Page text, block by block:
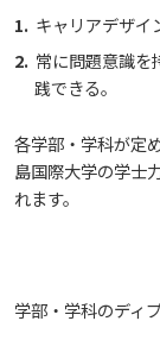
カリキュ
カリキュ
学生）
生）
大学歌
学園・姉妹
臨床教授制
薬学部薬
理学療法
高等教育の
ガバナンス
受講生授業
講座のご
広国ドリル
入学予定
入学準備
広国IPE
広国IPEの
広国IPE
情報メディ
情報端末
ICTサポ
図書館
図書館概
利用案内
情報センタ
東広島キ
トレーニン
広国市民大
広国市民大
広国市民
しあわせ健
大学見学・
キャリアデザイ
常に問題意識を
践できる。
各学部・学科が定
島国際大学の学士
れます。
学部・学科のディ
入学準備学
情報端末の
感染予防に
利用案内（
電子ブック
電子ブック
看護師・
東広島キャ
呉キャンパス
学内向け専
トレーニン